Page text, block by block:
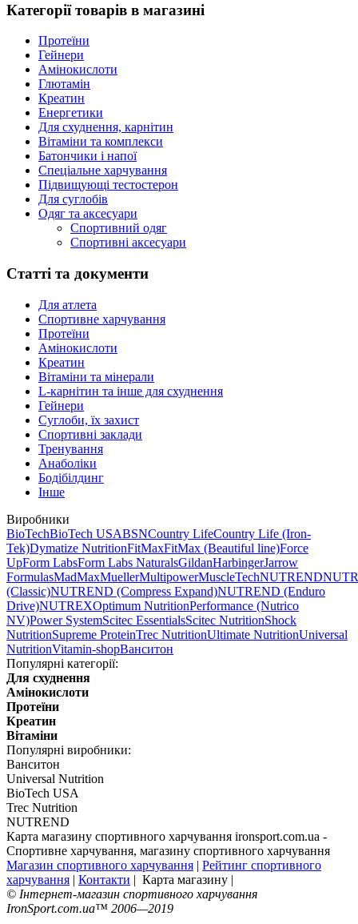
Категорії товарів в магазині
Протеїни
Гейнери
Амінокислоти
Глютамін
Креатин
Енергетики
Для схуднення, карнітин
Вітаміни та комплекси
Батончики і напої
Спеціальне харчування
Підвищующі тестостерон
Для суглобів
Одяг та аксесуари
Спортивний одяг
Спортивні аксесуари
Статті та документи
Для атлета
Спортивне харчування
Протеїни
Амінокислоти
Креатин
Вітаміни та мінерали
L-карнітин та інше для схуднення
Гейнери
Суглоби, їх захист
Спортивні заклади
Тренування
Анаболіки
Бодібілдинг
Інше
Виробники
BioTechBioTech USABSNCountry LifeCountry Life (Iron-
Tek)Dymatize NutritionFitMaxFitMax (Beautiful line)Force
UpForm LabsForm Labs NaturalsGildanHarbingerJarrow
FormulasMadMaxMuellerMultipowerMuscleTechNUTREND
(Classic)NUTREND (Compress Expand)NUTREND (Enduro
Drive)NUTREXOptimum NutritionPerformance (Nutrico
NV)Power SystemScitec EssentialsScitec NutritionShock
NutritionSupreme ProteinTrec NutritionUltimate NutritionUniversal
NutritionVitamin-shopВанситон
Популярні категорії:
Для схуднення
Амінокислоти
Протеїни
Креатин
Вітаміни
Популярні виробники:
Ванситон
Universal Nutrition
BioTech USA
Trec Nutrition
NUTREND
Карта магазину спортивного харчування ironsport.com.ua -
Спортивне харчування, магазину спортивного харчування
Магазин спортивного харчування | Рейтинг спортивного
харчування | Контакти | Карта магазину |
© Інтернет-магазин спортивного харчування
IronSport.com.ua™ 2006—2019